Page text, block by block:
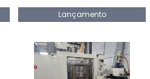
Lançamento